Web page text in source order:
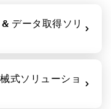
データ取得ソリ
式ソリューショ